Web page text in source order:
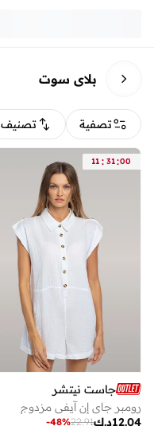
بلاي سوت
تصفية تصنيف
11 : 31:00
جاست نيتشر
رومبر جاي إن آيفي مزدوج
د.ك12.04
22.91
-48%